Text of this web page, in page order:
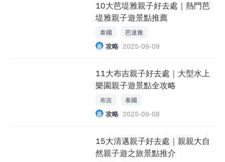
10大芭堤雅親子好去處｜熱門芭
堤雅親子遊景點推薦
泰國 芭達雅
攻略 2025-09-09
11大布吉親子好去處｜大型水上
樂園親子遊景點全攻略
布吉 泰國
攻略 2025-09-08
15大清邁親子好去處｜親親大自
然親子遊之旅景點推介